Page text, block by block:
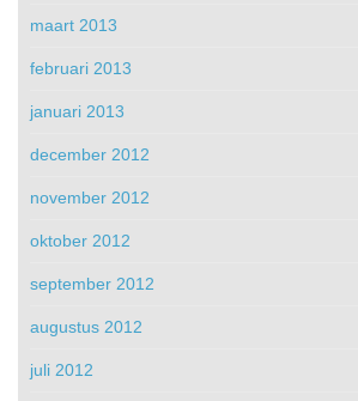
maart 2013
februari 2013
januari 2013
december 2012
november 2012
oktober 2012
september 2012
augustus 2012
juli 2012